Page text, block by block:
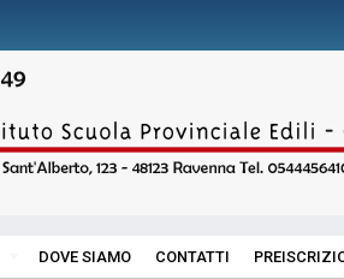
DOVE SIAMO CONTATTI